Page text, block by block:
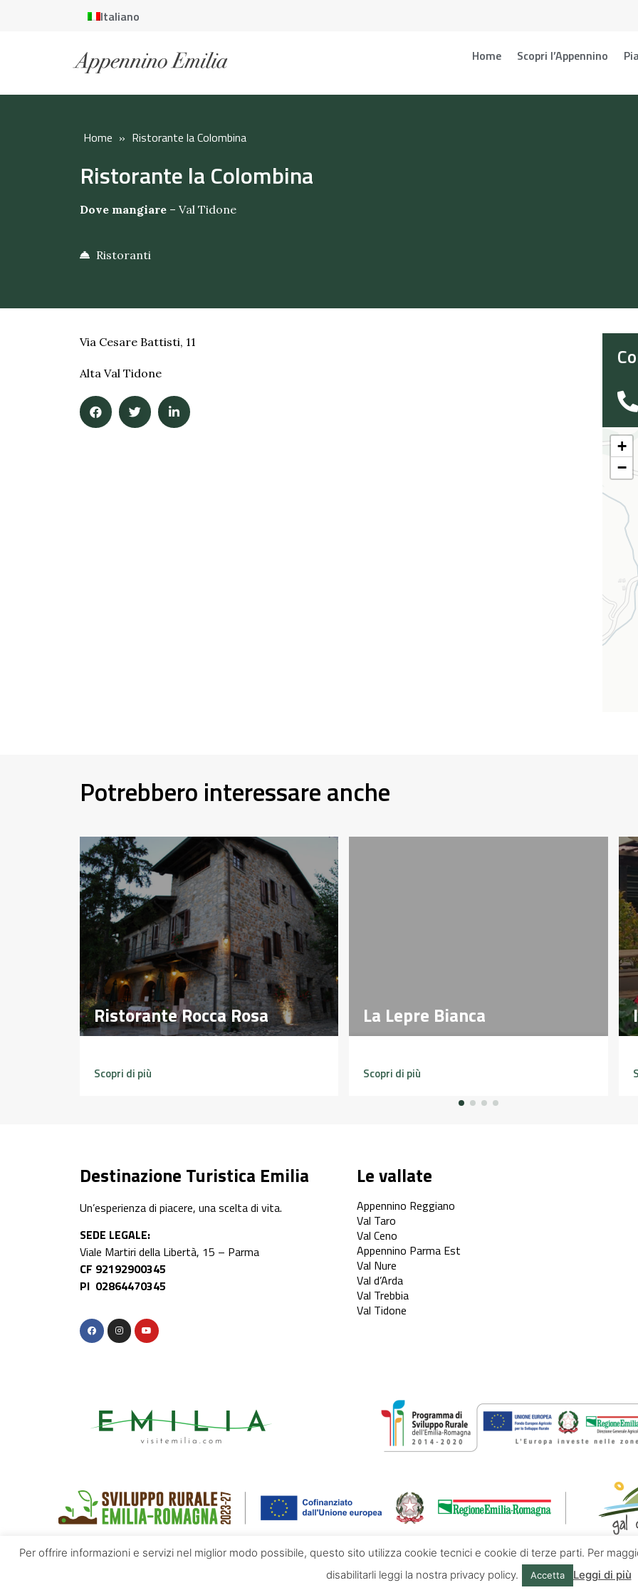
Italiano
Home Scopri l’Appennino
Home » Ristorante la Colombina
Ristorante la Colombina
Dove mangiare – Val Tidone
Ristoranti
Via Cesare Battisti, 11
Alta Val Tidone
+
−
Potrebbero interessare anche
Ristorante Rocca Rosa
Ristorante Rocca Rosa
Scopri di più
La Lepre Bianca
La Lepre Bianca
Scopri di più
Destinazione Turistica Emilia
Un’esperienza di piacere, una scelta di vita.
SEDE LEGALE:
Viale Martiri della Libertà, 15 – Parma
CF 92192900345
PI 02864470345
Le vallate
Appennino Reggiano
Val Taro
Val Ceno
Appennino Parma Est
Val Nure
Val d’Arda
Val Trebbia
Val Tidone
Per offrire informazioni e servizi nel miglior modo possibile, questo sito utilizza cookie tecnici e cookie di terze parti. Per
disabilitarli leggi la nostra privacy policy.
Accetta Leggi di più